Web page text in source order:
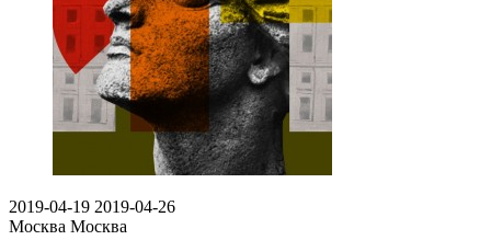
2019-04-19 2019-04-26
Москва Москва